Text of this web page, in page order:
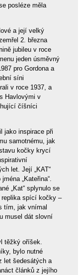
posléze měla
a její velký
2. března
jubileu v roce
jeden úsměvný
pro Gordona a
síni
v roce 1937, a
Havlovými v
číšníci
jako inspirace při
samotnému, jak
kočky krycí
let. Její „KAT“
„Kateřina“.
„Kat“ splynulo se
replika spící kočky –
tím, jak vnímal
musel dát slovní
těžký oříšek.
bylo nutné
let šedesátých a
článků z jejího